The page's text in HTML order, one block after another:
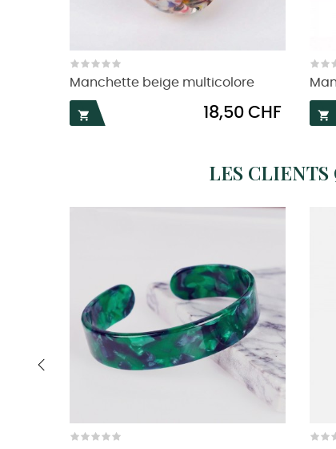
Manchette beige multicolore

Prix
18,50 CHF 
LES